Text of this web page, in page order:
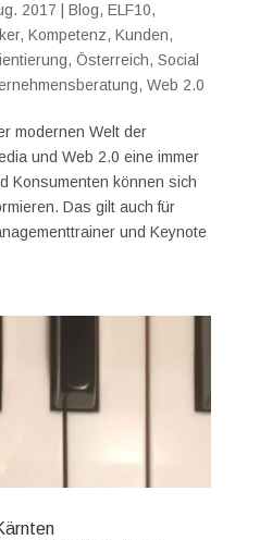
2017 Blog, ELF10,
, Kompetenz, Kunden,
, Österreich, Social
, Web 2.0
modernen Welt der
und Web 2.0 eine immer
Konsumenten können sich
Das gilt auch für
und Keynote